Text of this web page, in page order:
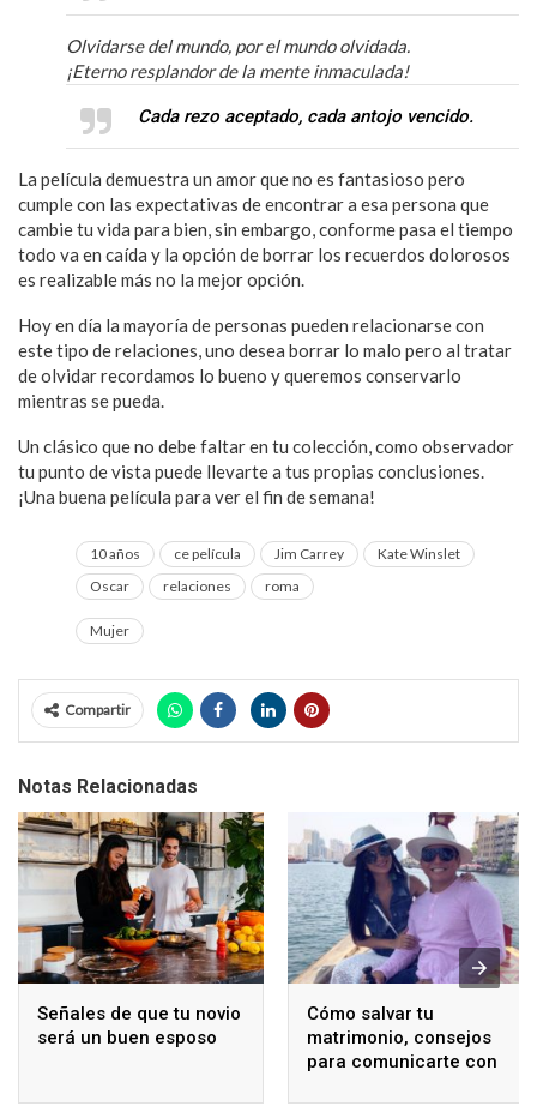
Olvidarse del mundo, por el mundo olvidada.
¡Eterno resplandor de la mente inmaculada!
Cada rezo aceptado, cada antojo vencido.
La película demuestra un amor que no es fantasioso pero
cumple con las expectativas de encontrar a esa persona que
cambie tu vida para bien, sin embargo, conforme pasa el tiempo
todo va en caída y la opción de borrar los recuerdos dolorosos
es realizable más no la mejor opción.
Hoy en día la mayoría de personas pueden relacionarse con
este tipo de relaciones, uno desea borrar lo malo pero al tratar
de olvidar recordamos lo bueno y queremos conservarlo
mientras se pueda.
Un clásico que no debe faltar en tu colección, como observador
tu punto de vista puede llevarte a tus propias conclusiones.
¡Una buena película para ver el fin de semana!
10 años ce película Jim Carrey
Kate Winslet
Oscar
relaciones roma
Mujer
Compartir
Notas Relacionadas
Señales de que tu novio
será un buen esposo
Cómo salvar tu
matrimonio, consejos
para comunicarte con